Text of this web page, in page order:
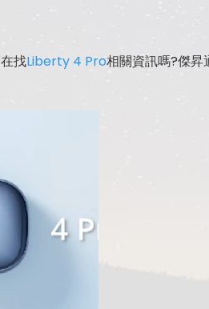
在找Liberty 4 Pro相關資訊嗎?傑昇